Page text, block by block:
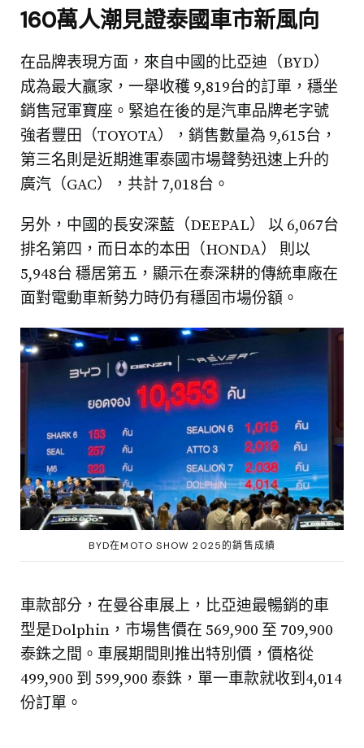
160萬人潮見證泰國車市新風向
在品牌表現方面，來自中國的比亞迪（BYD）
成為最大贏家，一舉收穫 9,819台的訂單，穩坐
銷售冠軍寶座。緊追在後的是汽車品牌老字號
強者豐田（TOYOTA），銷售數量為 9,615台，
第三名則是近期進軍泰國市場聲勢迅速上升的
廣汽（GAC），共計 7,018台。
另外，中國的長安深藍（DEEPAL） 以 6,067台
排名第四，而日本的本田（HONDA） 則以
5,948台 穩居第五，顯示在泰深耕的傳統車廠在
面對電動車新勢力時仍有穩固市場份額。
BYD在MOTO SHOW 2025的銷售成績
車款部分，在曼谷車展上，比亞迪最暢銷的車
型是Dolphin，市場售價在 569,900 至 709,900
泰銖之間。車展期間則推出特別價，價格從
499,900 到 599,900 泰銖，單一車款就收到4,014
份訂單。